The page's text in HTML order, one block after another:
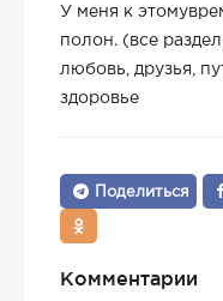
У меня к
полон. (все
любовь, друзья,
здоровье
Поделиться
Комментарии